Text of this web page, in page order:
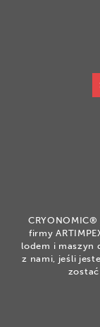
firmy
lodem i maszyn
z nami, jeśli